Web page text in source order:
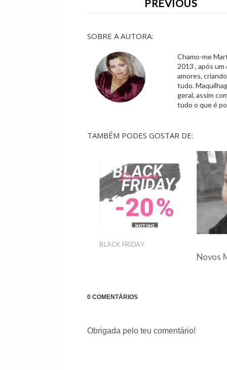
PREVIOUS
SOBRE A AUTORA:
Chamo-me
2013 , após
amores,
tudo.
geral, assim
tudo o que é
TAMBÉM PODES GOSTAR DE:
BLACK FRIDAY
Novos
0 COMENTÁRIOS
Obrigada pelo teu comentário!